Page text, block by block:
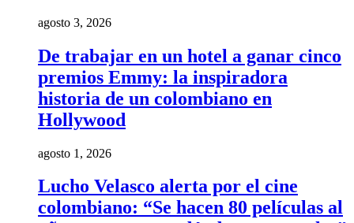
agosto 3, 2026
De trabajar en un hotel a ganar cinco
premios Emmy: la inspiradora
historia de un colombiano en
Hollywood
agosto 1, 2026
Lucho Velasco alerta por el cine
colombiano: “Se hacen 80 películas al